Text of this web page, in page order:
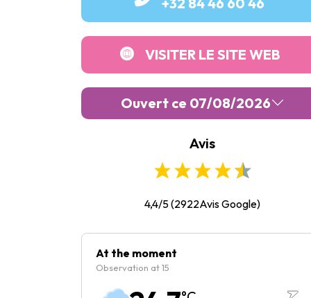
VISITER LE SITE WEB
Ouvert ce 07/08/2026
17:00
10:00- 17:00
Vendredi :10:00
Avis
4,4/5(2922Avis Google)
At the moment
Observation at 15